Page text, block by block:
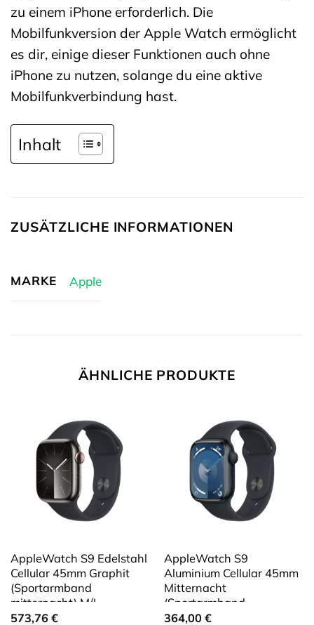
zu einem iPhone erforderlich. Die
Mobilfunkversion der Apple Watch ermöglicht
es dir, einige dieser Funktionen auch ohne
iPhone zu nutzen, solange du eine aktive
Mobilfunkverbindung hast.
Inhalt
ZUSÄTZLICHE INFORMATIONEN
MARKE Apple
ÄHNLICHE PRODUKTE
AppleWatch S9 Edelstahl
Cellular 45mm Graphit
(Sportarmband
mitternacht) M/L
573,76 €
AppleWatch S9
Aluminium Cellular 45mm
Mitternacht
(Sportarmband
mitternacht) M/L
364,00 €